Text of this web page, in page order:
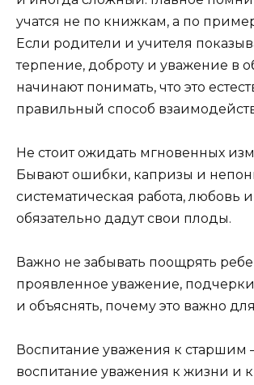
учатся не по книжкам, а по
Если родители и учителя
терпение, доброту и уважение в
начинают понимать, что это
правильный способ
Не стоит ожидать мгновенных
Бывают ошибки, капризы и
систематическая работа, любовь
обязательно дадут свои плоды.
Важно не забывать поощрять
проявленное уважение,
и объяснять, почему это важно
Воспитание уважения к старшим
воспитание уважения к жизни и